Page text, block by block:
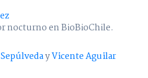
nocturno en BioBioChile.
yVicente Aguilar